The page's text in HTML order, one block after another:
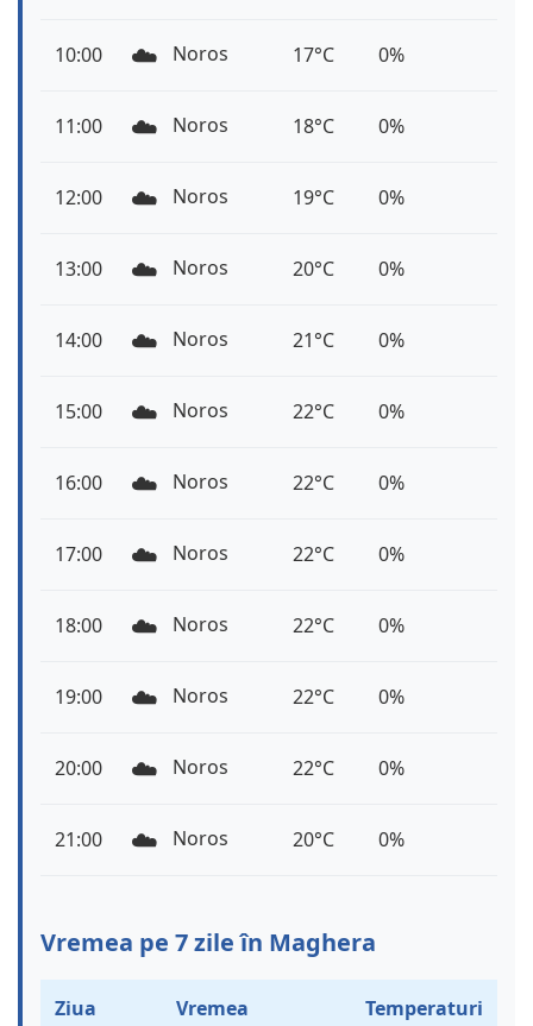
10:00 ☁️ Noros 17°C 0%
11:00 ☁️ Noros 18°C 0%
12:00 ☁️ Noros 19°C 0%
13:00 ☁️ Noros 20°C 0%
14:00 ☁️ Noros 21°C 0%
15:00 ☁️ Noros 22°C 0%
16:00 ☁️ Noros 22°C 0%
17:00 ☁️ Noros 22°C 0%
18:00 ☁️ Noros 22°C 0%
19:00 ☁️ Noros 22°C 0%
20:00 ☁️ Noros 22°C 0%
21:00 ☁️ Noros 20°C 0%
Vremea pe 7 zile în Maghera
Ziua Vremea Temperaturi